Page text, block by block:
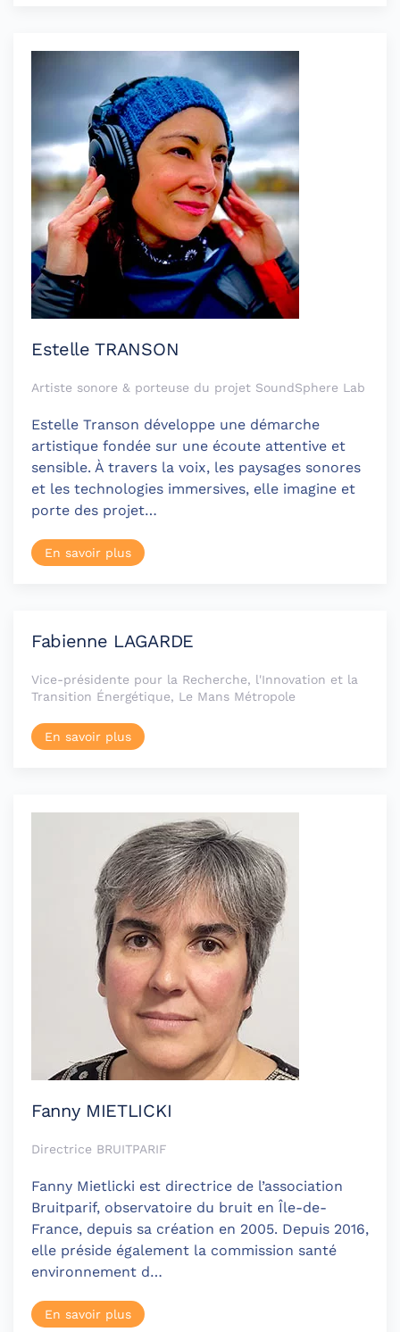
Estelle TRANSON
Artiste sonore & porteuse du projet SoundSphere Lab
Estelle Transon développe une démarche
artistique fondée sur une écoute attentive et
sensible. À travers la voix, les paysages sonores
et les technologies immersives, elle imagine et
porte des projet…
En savoir plus
Fabienne LAGARDE
Vice-présidente pour la Recherche, l'Innovation et la
Transition Énergétique, Le Mans Métropole
En savoir plus
Fanny MIETLICKI
Directrice BRUITPARIF
Fanny Mietlicki est directrice de l’association
Bruitparif, observatoire du bruit en Île-de-
France, depuis sa création en 2005. Depuis 2016,
elle préside également la commission santé
environnement d…
En savoir plus